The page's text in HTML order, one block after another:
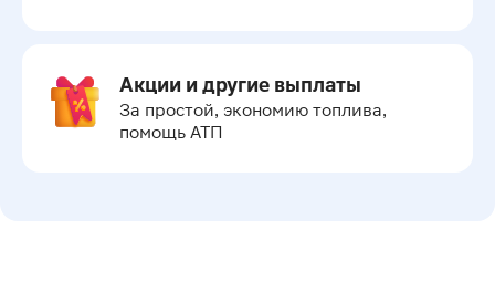
Акции и другие выплаты
За простой, экономию топлива,
помощь АТП